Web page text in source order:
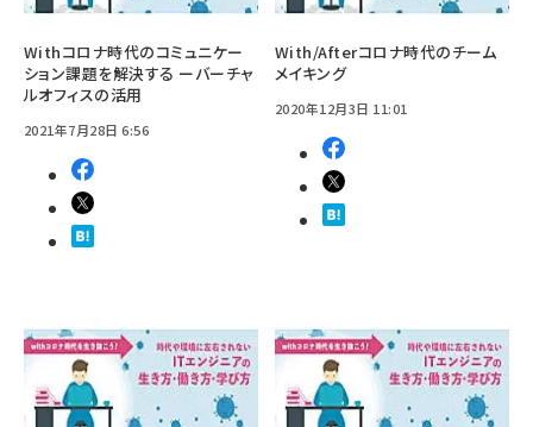
Withコロナ時代のコミュニケー
ション課題を解決する ーバーチャ
ルオフィスの活用
2021年7月28日 6:56
With/Afterコロナ時代のチーム
メイキング
2020年12月3日 11:01